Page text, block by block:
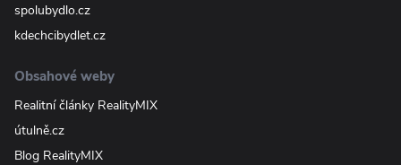
spolubydlo.cz
kdechcibydlet.cz
Obsahové weby
Realitní články RealityMIX
útulně.cz
Blog RealityMIX